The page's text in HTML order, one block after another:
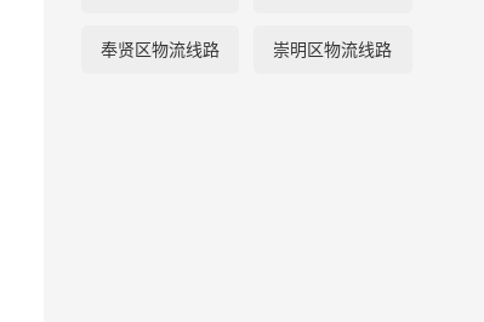
奉贤区物流线路 崇明区物流线路